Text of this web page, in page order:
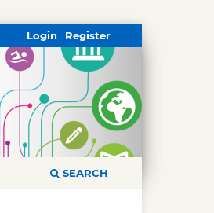
SEARCH
Register
Login